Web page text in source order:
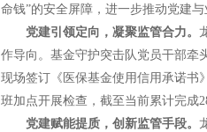
命钱”的安全屏障，进一步推动党建与
党建引领定向，凝聚监管合力。
作导向。基金守护突击队党员干部牵
现场签订《医保基金使用信用承诺书
班加点开展检查， 截至当前累计完成
党建赋能提质，创新监管手段。